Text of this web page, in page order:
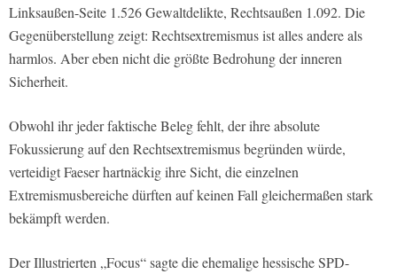
Linksaußen-Seite 1.526 Gewaltdelikte, Rechtsaußen 1.092. Die
Gegenüberstellung zeigt: Rechtsextremismus ist alles andere als
harmlos. Aber eben nicht die größte Bedrohung der inneren
Sicherheit.
Obwohl ihr jeder faktische Beleg fehlt, der ihre absolute
Fokussierung auf den Rechtsextremismus begründen würde,
verteidigt Faeser hartnäckig ihre Sicht, die einzelnen
Extremismusbereiche dürften auf keinen Fall gleichermaßen stark
bekämpft werden.
Der Illustrierten „Focus“ sagte die ehemalige hessische SPD-